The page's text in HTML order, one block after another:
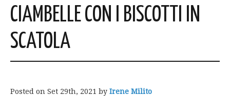
CIAMBELLE CON I BISCOTTI IN
SCATOLA
Posted on Set 29th, 2021 by Irene Milito